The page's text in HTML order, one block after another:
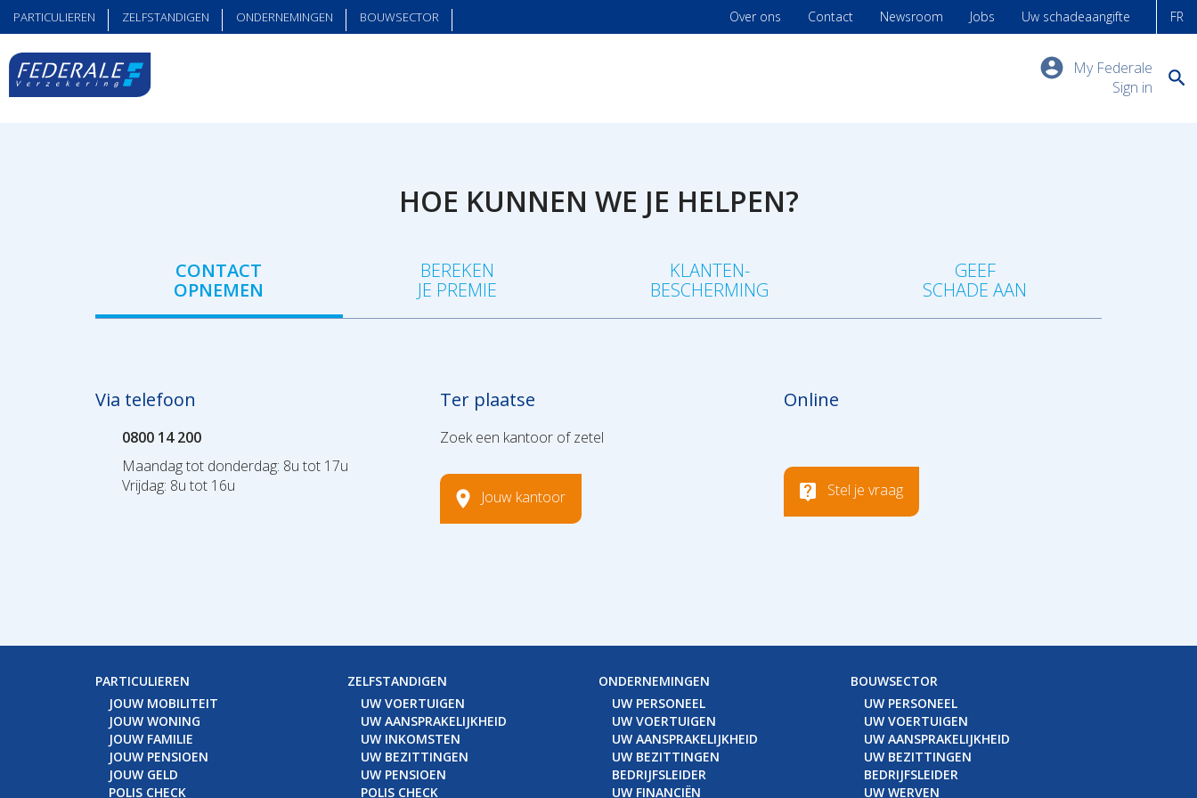
FR
My Federale
Sign in
PARTICULIEREN ZELFSTANDIGEN ONDERNEMINGEN BOUWSECTOR Over ons Contact Newsroom Jobs Uw schadeaangifte
HOE KUNNEN WE JE HELPEN?
CONTACT
OPNEMEN
BEREKEN
JE PREMIE
KLANTEN-
BESCHERMING
GEEF
SCHADE AAN
Via telefoon
0800 14 200
Maandag tot donderdag: 8u tot 17u
Vrijdag: 8u tot 16u
Ter plaatse
Zoek een kantoor of zetel
Jouw kantoor
Online
Stel je vraag
PARTICULIEREN
JOUW MOBILITEIT
JOUW WONING
JOUW FAMILIE
JOUW PENSIOEN
JOUW GELD
POLIS CHECK
ZELFSTANDIGEN
UW VOERTUIGEN
UW AANSPRAKELIJKHEID
UW INKOMSTEN
UW BEZITTINGEN
UW PENSIOEN
POLIS CHECK
ONDERNEMINGEN
UW PERSONEEL
UW VOERTUIGEN
UW AANSPRAKELIJKHEID
UW BEZITTINGEN
BEDRIJFSLEIDER
UW FINANCIËN
BOUWSECTOR
UW PERSONEEL
UW VOERTUIGEN
UW AANSPRAKELIJKHEID
UW BEZITTINGEN
BEDRIJFSLEIDER
UW WERVEN